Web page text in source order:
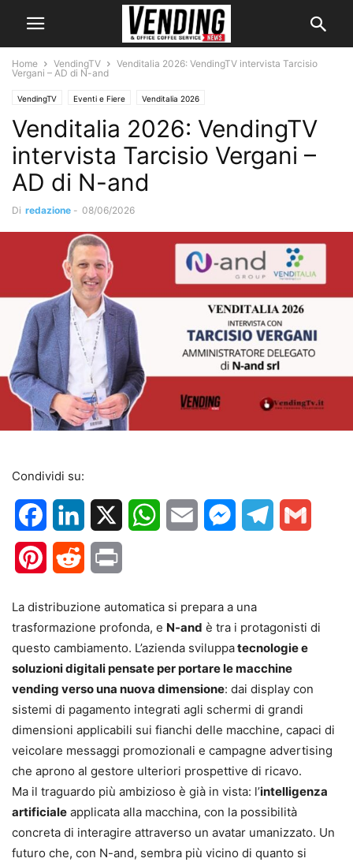
Home VendingTV
Venditalia 2026: VendingTV intervista Tarcisio
Vergani – AD di N-and
VendingTV Eventi e Fiere Venditalia 2026
Venditalia 2026: VendingTV
intervista Tarcisio Vergani –
AD di N-and
Di redazione - 08/06/2026
Condividi su:
FacebookLinkedIn WhatsApp
Email MessengerTelegram
PinterestReddit
La distribuzione automatica si prepara a una
trasformazione profonda, e N-and è tra i protagonisti di
questo cambiamento. L’azienda sviluppatecnologie e
soluzioni digitali pensate per portare le macchine
vending verso una nuova dimensione: dai display con
sistemi di pagamento integrati agli schermi di grandi
dimensioni applicabili sui fianchi delle macchine, capaci di
veicolare messaggi promozionali e campagne advertising
che aprono al gestore ulteriori prospettive di ricavo.
Ma il traguardo più ambizioso è già in vista: l’intelligenza
artificiale applicata alla macchina, con la possibilità
concreta di interagire attraverso un avatar umanizzato. Un
futuro che, con N-and, sembra più vicino di quanto si